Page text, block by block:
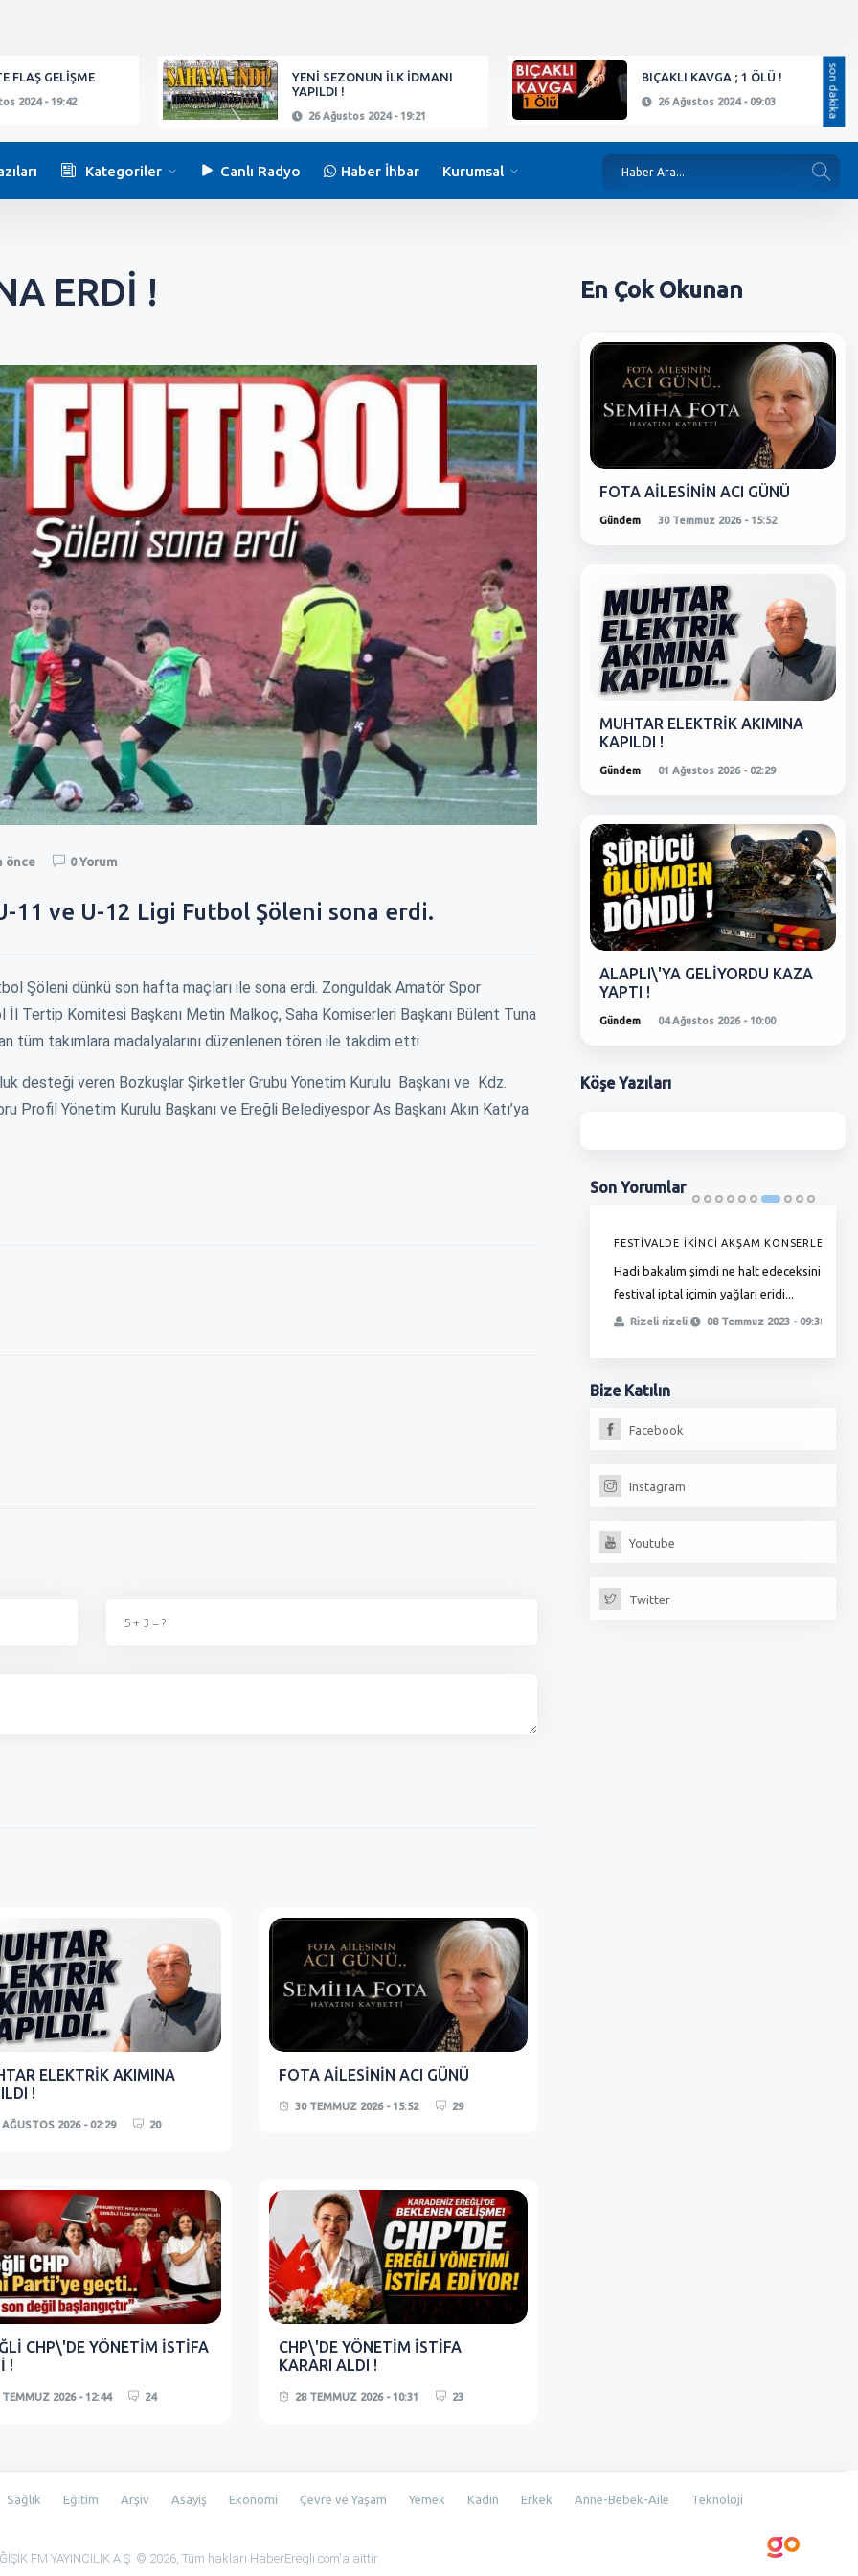
FLAŞ GELİŞME
2024 - 19:42
YENİ SEZONUN İLK İDMANI
YAPILDI !
26 Ağustos 2024 - 19:21
BIÇAKLI KAVGA ; 1 ÖLÜ !
26 Ağustos 2024 - 09:03 son dakika
Kategoriler Canlı Radyo Haber İhbar Kurumsal
ERDİ !
önce 0 Yorum
11 ve U-12 Ligi Futbol Şöleni sona erdi.
Şöleni dünkü son hafta maçları ile sona erdi. Zonguldak Amatör Spor
İl Tertip Komitesi Başkanı Metin Malkoç, Saha Komiserleri Başkanı Bülent Tuna
tüm takımlara madalyalarını düzenlenen tören ile takdim etti.
desteği veren Bozkuşlar Şirketler Grubu Yönetim Kurulu Başkanı ve Kdz.
Profil Yönetim Kurulu Başkanı ve Ereğli Belediyespor As Başkanı Akın Katı’ya
ELEKTRİK AKIMINA
!
AĞUSTOS 2026 - 02:29 20
FOTA AİLESİNİN ACI GÜNÜ
30 TEMMUZ 2026 - 15:52 29
CHP\'DE YÖNETİM İSTİFA
!
TEMMUZ 2026 - 12:44 24
CHP\'DE YÖNETİM İSTİFA
KARARI ALDI !
28 TEMMUZ 2026 - 10:31 23
En ÇokOkunan
FOTA AİLESİNİN ACI GÜNÜ
Gündem 30 Temmuz 2026 - 15:52
MUHTAR ELEKTRİK AKIMINA
KAPILDI !
Gündem 01 Ağustos 2026 - 02:29
ALAPLI\'YA GELİYORDU KAZA
YAPTI !
Gündem 04 Ağustos 2026 - 10:00
KöşeYazıları
Son Yorumlar
FESTİVALDE İKİNCİ AKŞAM KONSERLERİ
Hadi bakalım şimdi ne halt edeceksiniz
festival iptal içimin yağları eridi...
Rizeli rizeli 08 Temmuz 2023 - 09:38
Bize Katılın
Facebook
Instagram
Youtube
Twitter
Sağlık Eğitim Arşiv Asayiş Ekonomi Çevre ve Yaşam Yemek Kadın Erkek Anne-Bebek-Aile Teknoloji
FM YAYINCILIK A.Ş. © 2026, Tüm hakları HaberEregli.com'a aittir.